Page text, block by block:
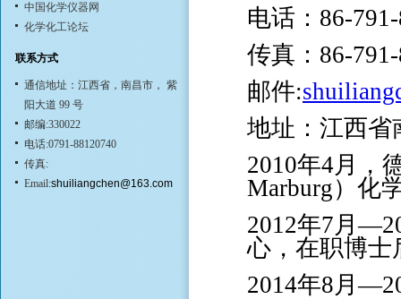
中国化学仪器网
化学化工论坛
联系方式
通信地址：江西省，南昌市， 紫
阳大道 99 号
邮编:330022
电话:0791-88120740
传真:
Email:shuiliangchen@163.com
电话： 86-
传真： 86-
邮件:
地址：江西省
2010年4月，
Marburg）化
2012年7月
心，在职博士
2014年8月